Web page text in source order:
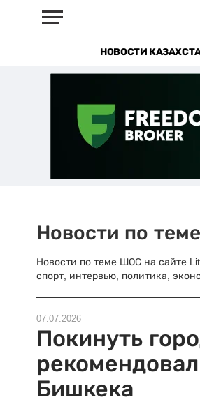
НОВОСТИ
Новости по
Новости по теме ШОС на сайте
спорт, интервью, политика,
07.07.2026
Покинуть
Бишкека